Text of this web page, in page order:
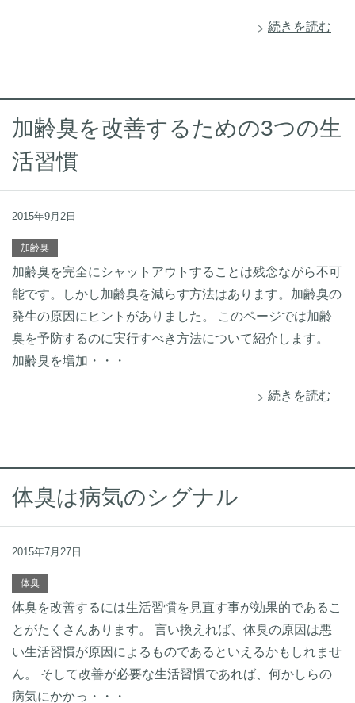
続きを読む
加齢臭を改善するための3つの生
活習慣
2015年9月2日
加齢臭
加齢臭を完全にシャットアウトすることは残念ながら不可
能です。しかし加齢臭を減らす方法はあります。加齢臭の
発生の原因にヒントがありました。 このページでは加齢
臭を予防するのに実行すべき方法について紹介します。
加齢臭を増加・・・
続きを読む
体臭は病気のシグナル
2015年7月27日
体臭
体臭を改善するには生活習慣を見直す事が効果的であるこ
とがたくさんあります。 言い換えれば、体臭の原因は悪
い生活習慣が原因によるものであるといえるかもしれませ
ん。 そして改善が必要な生活習慣であれば、何かしらの
病気にかかっ・・・